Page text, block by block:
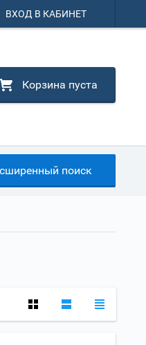
ВХОД В КАБИНЕТ
Корзина пуста
поиск